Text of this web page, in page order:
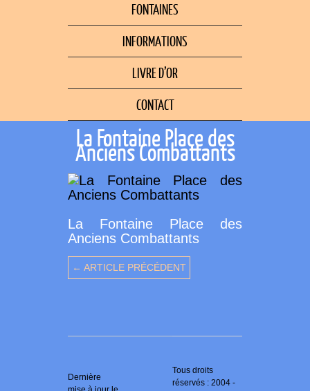
FONTAINES
INFORMATIONS
LIVRE D’OR
CONTACT
La Fontaine Place des
Anciens Combattants
La Fontaine Place des
Anciens Combattants
← ARTICLE PRÉCÉDENT
Dernière
Tous droits
réservés : 2004 -